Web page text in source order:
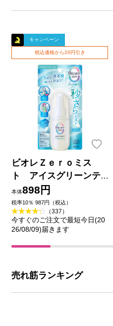
キャンペーン
税込価格から20円引き
ビオレＺｅｒｏミス
ト アイスグリーンテ
ィーの香り ６０ｍＬ 花
王
本体898円
税率10％ 987円（税込）
（337）
今すぐのご注文で最短今日(20
26/08/09)届きます
売れ筋ランキング